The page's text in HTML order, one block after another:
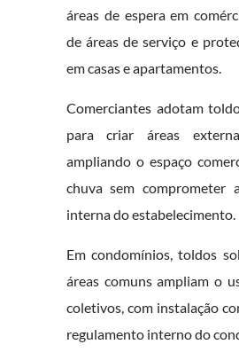
áreas de espera em
de áreas de serviço e
em casas e apartamentos.
Comerciantes adotam
para criar áreas
ampliando o espaço
chuva sem comprometer
interna do estabelecimento.
Em condomínios, toldos
áreas comuns ampliam o
coletivos, com instalação
regulamento interno do